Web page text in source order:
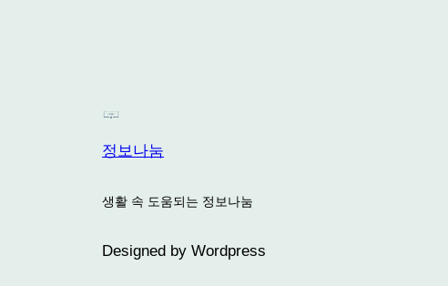
정보나눔
생활 속 도움되는 정보나눔
Designed by Wordpress